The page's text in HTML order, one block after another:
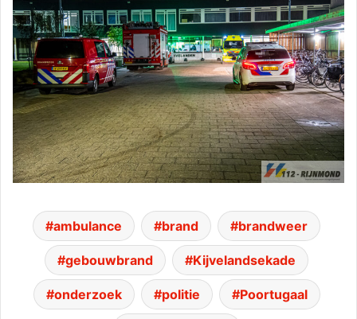
ambulance brand brandweer
gebouwbrand Kijvelandsekade
onderzoek politie Poortugaal